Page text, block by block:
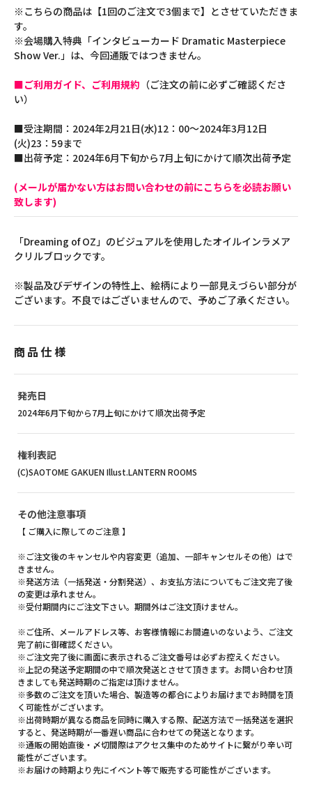
※こちらの商品は【1回のご注文で3個まで】とさせていただきま
す。
※会場購入特典「インタビューカード Dramatic Masterpiece
Show Ver.」は、今回通販ではつきません。
■ご利用ガイド、ご利用規約 （ご注文の前に必ずご確認くださ
い）
■受注期間：2024年2月21日(水)12：00～2024年3月12日
(火)23：59まで
■出荷予定：2024年6月下旬から7月上旬にかけて順次出荷予定
(メールが届かない方はお問い合わせの前にこちらを必読お願い
致します)
「Dreaming of OZ」のビジュアルを使用したオイルインラメア
クリルブロックです。
※製品及びデザインの特性上、絵柄により一部見えづらい部分が
ございます。不良ではございませんので、予めご了承ください。
商品仕様
発売日
2024年6月下旬から7月上旬にかけて順次出荷予定
権利表記
(C)SAOTOME GAKUEN Illust.LANTERN ROOMS
その他注意事項
【 ご購入に際してのご注意 】
※ご注文後のキャンセルや内容変更（追加、一部キャンセルその他）はで
きません。
※発送方法（一括発送・分割発送）、お支払方法についてもご注文完了後
の変更は承れません。
※受付期間内にご注文下さい。期間外はご注文頂けません。
※ご住所、メールアドレス等、お客様情報にお間違いのないよう、ご注文
完了前に御確認ください。
※ご注文完了後に画面に表示されるご注文番号は必ずお控えください。
※上記の発送予定期間の中で順次発送とさせて頂きます。お問い合わせ頂
きましても発送時期のご指定は頂けません。
※多数のご注文を頂いた場合、製造等の都合によりお届けまでお時間を頂
く可能性がございます。
※出荷時期が異なる商品を同時に購入する際、配送方法で一括発送を選択
すると、発送時期が一番遅い商品に合わせての発送となります。
※通販の開始直後・〆切間際はアクセス集中のためサイトに繋がり辛い可
能性がございます。
※お届けの時期より先にイベント等で販売する可能性がございます。